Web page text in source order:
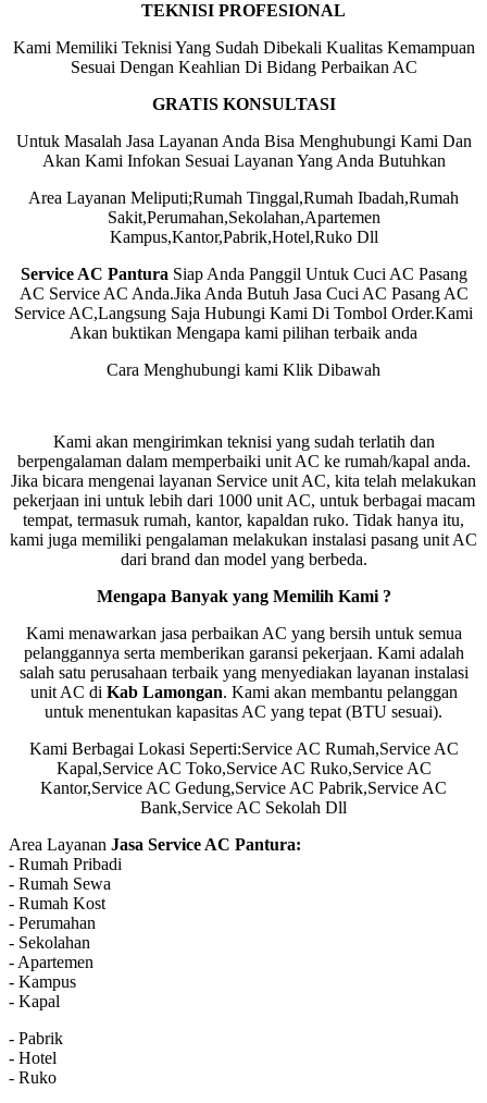
TEKNISI PROFESIONAL
Kami Memiliki Teknisi Yang Sudah Dibekali Kualitas Kemampuan
Sesuai Dengan Keahlian Di Bidang Perbaikan AC
GRATIS KONSULTASI
Untuk Masalah Jasa Layanan Anda Bisa Menghubungi Kami Dan
Akan Kami Infokan Sesuai Layanan Yang Anda Butuhkan
Area Layanan Meliputi;Rumah Tinggal,Rumah Ibadah,Rumah
Sakit,Perumahan,Sekolahan,Apartemen
Kampus,Kantor,Pabrik,Hotel,Ruko Dll
Service AC Pantura Siap Anda Panggil Untuk Cuci AC Pasang
AC Service AC Anda.Jika Anda Butuh Jasa Cuci AC Pasang AC
Service AC,Langsung Saja Hubungi Kami Di Tombol Order.Kami
Akan buktikan Mengapa kami pilihan terbaik anda
Cara Menghubungi kami Klik Dibawah
Kami akan mengirimkan teknisi yang sudah terlatih dan
berpengalaman dalam memperbaiki unit AC ke rumah/kapal anda.
Jika bicara mengenai layanan Service unit AC, kita telah melakukan
pekerjaan ini untuk lebih dari 1000 unit AC, untuk berbagai macam
tempat, termasuk rumah, kantor, kapaldan ruko. Tidak hanya itu,
kami juga memiliki pengalaman melakukan instalasi pasang unit AC
dari brand dan model yang berbeda.
Mengapa Banyak yang Memilih Kami ?
Kami menawarkan jasa perbaikan AC yang bersih untuk semua
pelanggannya serta memberikan garansi pekerjaan. Kami adalah
salah satu perusahaan terbaik yang menyediakan layanan instalasi
unit AC di Kab Lamongan. Kami akan membantu pelanggan
untuk menentukan kapasitas AC yang tepat (BTU sesuai).
Kami Berbagai Lokasi Seperti:Service AC Rumah,Service AC
Kapal,Service AC Toko,Service AC Ruko,Service AC
Kantor,Service AC Gedung,Service AC Pabrik,Service AC
Bank,Service AC Sekolah Dll
Area Layanan Jasa Service AC Pantura:
- Rumah Pribadi
- Rumah Sewa
- Rumah Kost
- Perumahan
- Sekolahan
- Apartemen
- Kampus
- Kapal
- Pabrik
- Hotel
- Ruko